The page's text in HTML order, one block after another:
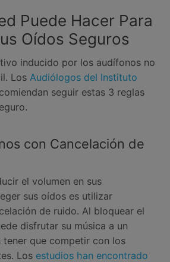
Puede Hacer Para
Oídos Seguros
inducido por los audífonos no
Los Audiólogos del Instituto
seguir estas 3 reglas
con Cancelación de
el volumen en sus
sus oídos es utilizar
de ruido. Al bloquear el
disfrutar su música a un
tener que competir con los
Los estudios han encontrado